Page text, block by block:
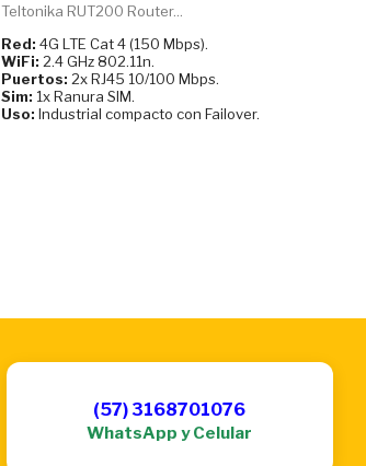
Teltonika RUT200 Router...
Red: 4G LTE Cat 4 (150 Mbps).
WiFi: 2.4 GHz 802.11n.
Puertos: 2x RJ45 10/100 Mbps.
Sim: 1x Ranura SIM.
Uso: Industrial compacto con Failover.
(57) 3168701076
WhatsApp y Celular